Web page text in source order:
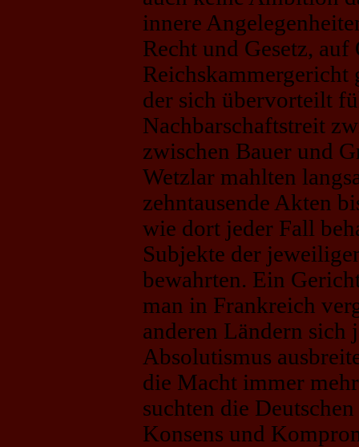
innere
Recht und Gesetz,
der sich übervorteilt
Nachbarschaftstreit
zwischen Bauer und
Wetzlar mahlten
zehntausende Akten
wie dort jeder Fall
Subjekte der
bewahrten. Ein
man in Frankreich
anderen Ländern sich
Absolutismus
die Macht immer
suchten die
Konsens und